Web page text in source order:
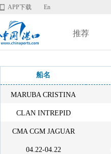
APP下载 En
推荐
船名
MARUBA CRISTINA
CLAN INTREPID
CMA CGM JAGUAR
04.22-04.22